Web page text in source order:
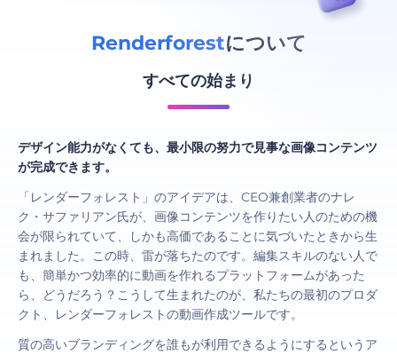
Renderforestについて
すべての始まり
デザイン能力がなくても、最小限の努力で見事な画像コンテンツ
が完成できます。
「レンダーフォレスト」のアイデアは、CEO兼創業者のナレ
ク・サファリアン氏が、画像コンテンツを作りたい人のための機
会が限られていて、しかも高価であることに気づいたときから生
まれました。この時、雷が落ちたのです。編集スキルのない人で
も、簡単かつ効率的に動画を作れるプラットフォームがあった
ら、どうだろう？こうして生まれたのが、私たちの最初のプロダ
クト、レンダーフォレストの動画作成ツールです。
質の高いブランディングを誰もが利用できるようにするというア